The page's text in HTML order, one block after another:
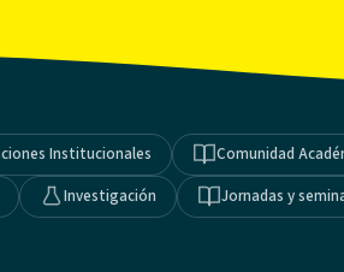
Institucionales Comunidad
Investigación Jornadas y